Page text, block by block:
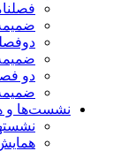
دو
نشست‌ها و